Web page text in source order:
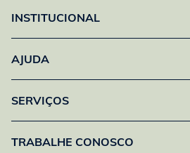
INSTITUCIONAL
AJUDA
SERVIÇOS
TRABALHE CONOSCO